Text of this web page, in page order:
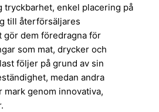
tryckbarhet, enkel placering på
till återförsäljares
gör dem föredragna för
som mat, drycker och
följer på grund av sin
medan andra
genom innovativa,